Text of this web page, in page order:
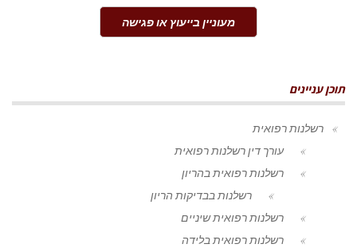
מעוניין בייעוץ או פגישה
תוכן עניינים
רשלנות רפואית
עורך דין רשלנות רפואית
רשלנות רפואית בהריון
רשלנות בבדיקות הריון
רשלנות רפואית שיניים
רשלנות רפואית בלידה